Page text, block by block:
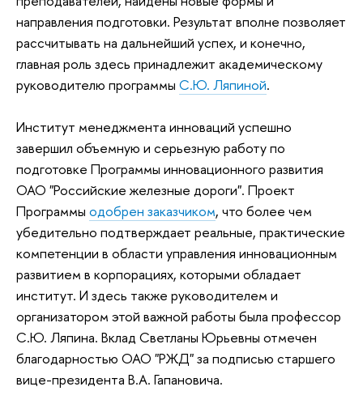
направления подготовки. Результат вполне позволяет
рассчитывать на дальнейший успех, и конечно,
главная роль здесь принадлежит академическому
руководителю программы С.Ю. Ляпиной.
Институт менеджмента инноваций успешно
завершил объемную и серьезную работу по
подготовке Программы инновационного развития
ОАО "Российские железные дороги". Проект
Программы одобрен заказчиком, что более чем
убедительно подтверждает реальные, практические
компетенции в области управления инновационным
развитием в корпорациях, которыми обладает
институт. И здесь также руководителем и
организатором этой важной работы была профессор
С.Ю. Ляпина. Вклад Светланы Юрьевны отмечен
благодарностью ОАО "РЖД" за подписью старшего
вице-президента В.А. Гапановича.